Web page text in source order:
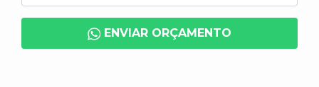
ENVIAR ORÇAMENTO